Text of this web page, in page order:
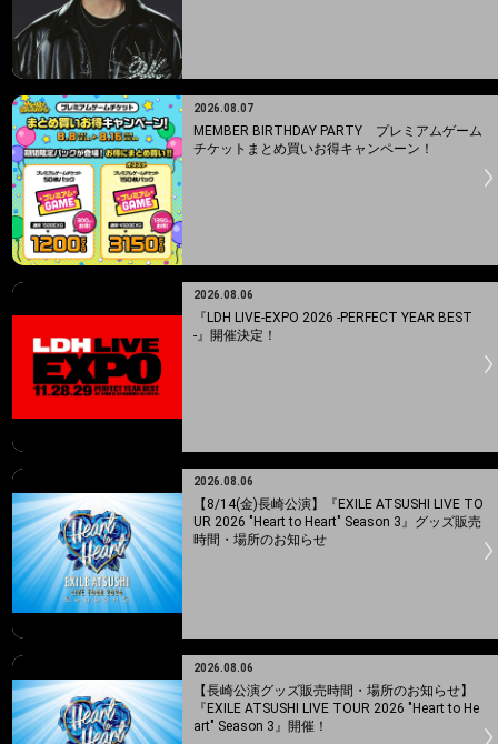
2026.08.07
MEMBER BIRTHDAY PARTY プレミアムゲーム
チケットまとめ買いお得キャンペーン！
2026.08.06
『LDH LIVE-EXPO 2026 -PERFECT YEAR BEST
-』開催決定！
2026.08.06
【8/14(金)長崎公演】『EXILE ATSUSHI LIVE TO
UR 2026 "Heart to Heart" Season 3』グッズ販売
時間・場所のお知らせ
2026.08.06
【長崎公演グッズ販売時間・場所のお知らせ】
『EXILE ATSUSHI LIVE TOUR 2026 "Heart to He
art" Season 3』開催！